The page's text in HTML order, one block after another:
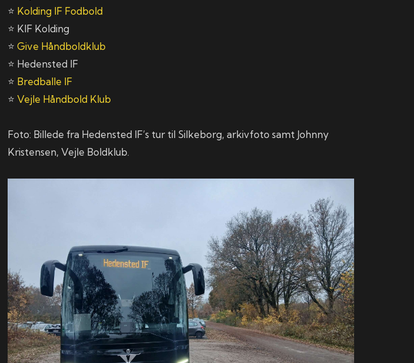
⭐ Kolding IF Fodbold
⭐ KIF Kolding
⭐Give Håndboldklub
⭐ Hedensted IF
⭐ Bredballe IF
⭐Vejle Håndbold Klub
Foto: Billede fra Hedensted IF’s tur til Silkeborg, arkivfoto samt Johnny
Kristensen, Vejle Boldklub.